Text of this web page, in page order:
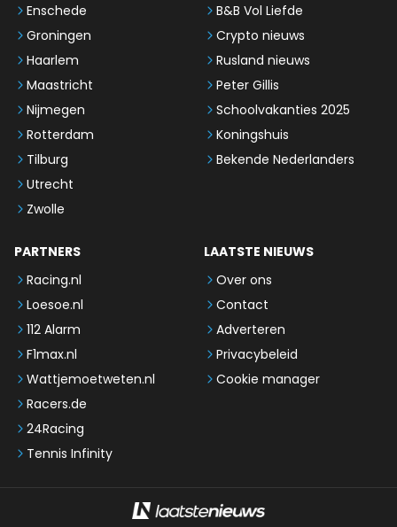
Enschede
Groningen
Haarlem
Maastricht
Nijmegen
Rotterdam
Tilburg
Utrecht
Zwolle
B&B Vol Liefde
Crypto nieuws
Rusland nieuws
Peter Gillis
Schoolvakanties 2025
Koningshuis
Bekende Nederlanders
PARTNERS
Racing.nl
Loesoe.nl
112 Alarm
F1max.nl
Wattjemoetweten.nl
Racers.de
24Racing
Tennis Infinity
LAATSTE NIEUWS
Over ons
Contact
Adverteren
Privacybeleid
Cookie manager